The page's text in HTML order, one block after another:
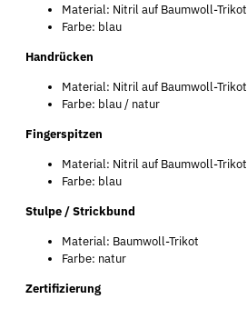
Material: Nitril auf Baumwoll-Trikot
Farbe: blau
Handrücken
Material: Nitril auf Baumwoll-Trikot
Farbe: blau / natur
Fingerspitzen
Material: Nitril auf Baumwoll-Trikot
Farbe: blau
Stulpe / Strickbund
Material: Baumwoll-Trikot
Farbe: natur
Zertifizierung